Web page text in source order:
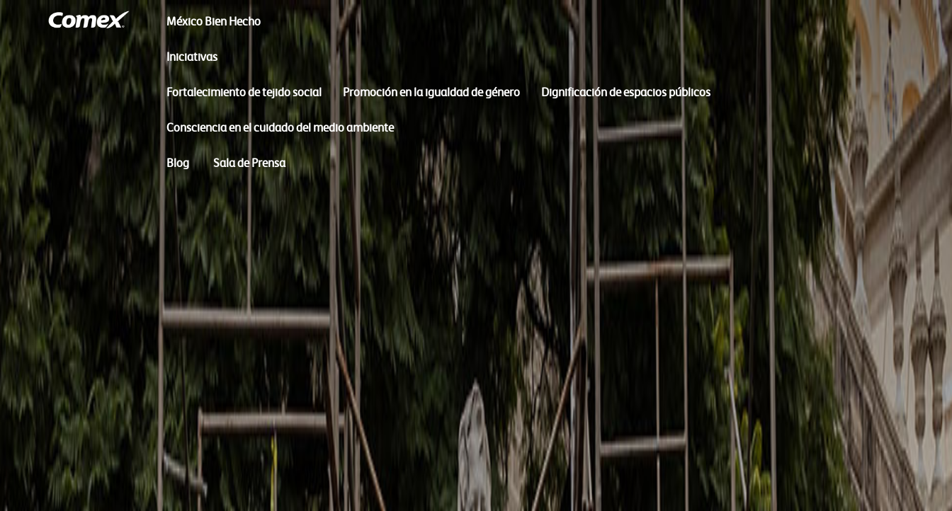
México Bien Hecho
Iniciativas
Fortalecimiento de tejido social Promoción en la igualdad de género Dignificación de espacios públicos
Consciencia en el cuidado del medio ambiente
Blog Sala de Prensa